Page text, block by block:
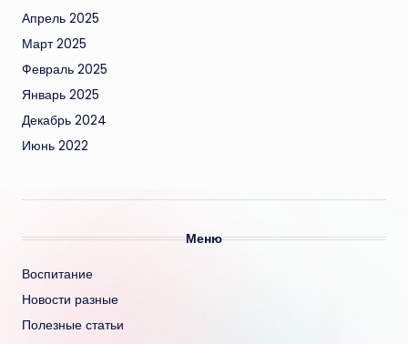
Апрель 2025
Март 2025
Февраль 2025
Январь 2025
Декабрь 2024
Июнь 2022
Меню
Воспитание
Новости разные
Полезные статьи